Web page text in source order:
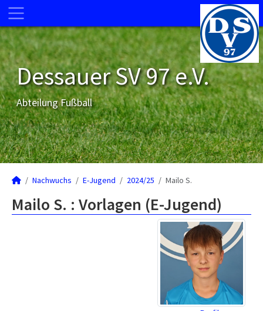
Dessauer SV 97 e.V.
Abteilung Fußball
Nachwuchs E-Jugend 2024/25 Mailo S.
Mailo S. : Vorlagen (E-Jugend)